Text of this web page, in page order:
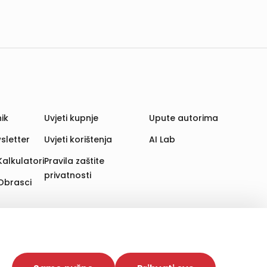
web stranica i uređaja u tu svrhu. Naši partneri
Uvjeti kupnje
Uvjeti korištenja
Pravila zaštite
privatnosti
Upute autorima
AI Lab